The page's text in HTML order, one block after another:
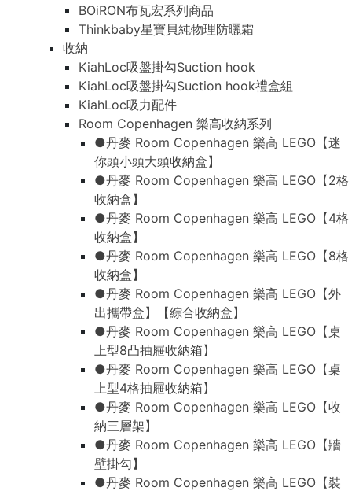
BOiRON布瓦宏系列商品
Thinkbaby星寶貝純物理防曬霜
收納
KiahLoc吸盤掛勾Suction hook
KiahLoc吸盤掛勾Suction hook禮盒組
KiahLoc吸力配件
Room Copenhagen 樂高收納系列
●丹麥 Room Copenhagen 樂高 LEGO【迷
你頭小頭大頭收納盒】
●丹麥 Room Copenhagen 樂高 LEGO【2格
收納盒】
●丹麥 Room Copenhagen 樂高 LEGO【4格
收納盒】
●丹麥 Room Copenhagen 樂高 LEGO【8格
收納盒】
●丹麥 Room Copenhagen 樂高 LEGO【外
出攜帶盒】【綜合收納盒】
●丹麥 Room Copenhagen 樂高 LEGO【桌
上型8凸抽屜收納箱】
●丹麥 Room Copenhagen 樂高 LEGO【桌
上型4格抽屜收納箱】
●丹麥 Room Copenhagen 樂高 LEGO【收
納三層架】
●丹麥 Room Copenhagen 樂高 LEGO【牆
壁掛勾】
●丹麥 Room Copenhagen 樂高 LEGO【裝